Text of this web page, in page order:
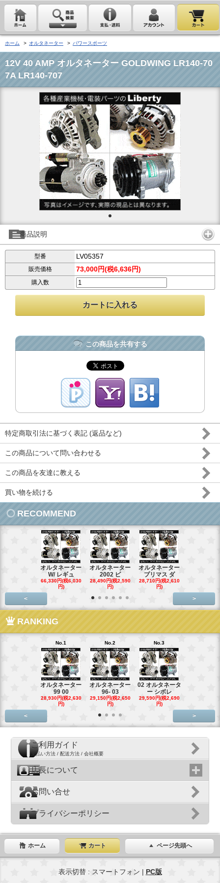
ホーム > オルタネーター > パワースポーツ
12V 40 AMP オルタネーター GOLDWING LR140-70
7A LR140-707
商品説明
型番 LV05357
販売価格 73,000円(税6,636円)
購入数
この商品を共有する
特定商取引法に基づく表記 (返品など)
この商品について問い合わせる
この商品を友達に教える
買い物を続ける
RECOMMEND
オルタネーター
W/ レギュ
66,330円(税6,030
円)
オルタネーター
2002 ビ
28,490円(税2,590
円)
オルタネーター
プリマス ダ
28,710円(税2,610
円)
< >
RANKING
No.1
オルタネーター
99 00
28,930円(税2,630
円)
No.2
オルタネーター
96- 03
29,150円(税2,650
円)
No.3
02 オルタネータ
ー シボレ
29,590円(税2,690
円)
< >
ご利用ガイド
支払い方法 / 配送方法 / 会社概要
店長について
お問い合せ
プライバシーポリシー
ホーム カート ページ先頭へ
表示切替 : スマートフォン | PC版